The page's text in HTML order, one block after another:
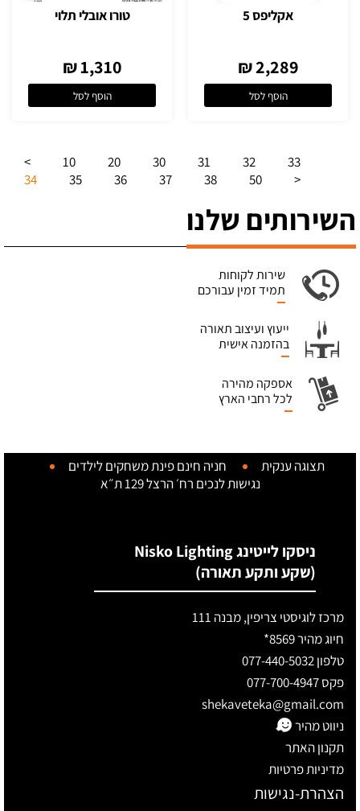
אקליפס 5
2,289 ₪
הוסף לסל
טורו אובלי תלוי
1,310 ₪
הוסף לסל
> 10 20 30 31 32
33
34
35 36 37 38 50 <
השירותים שלנו
שירות לקוחות
תמיד זמין עבורכם
ייעוץ ועיצוב תאורה
בהזמנה אישית
אספקה מהירה
לכל רחבי הארץ
תצוגה ענקית חניה חינם פינת משחקים לילדים
נגישות לנכים רח׳ הרצל 129 ת״א
ניסקו לייטינג Nisko Lighting
(שקע ותקע תאורה)
מרכז לוגיסטי צריפין, מבנה 111
חיוג מהיר 8569*
טלפון 077-440-5032
פקס 077-700-4947
shekaveteka@gmail.com
ניווט מהיר
תקנון האתר
מדיניות פרטיות
הצהרת-נגישות